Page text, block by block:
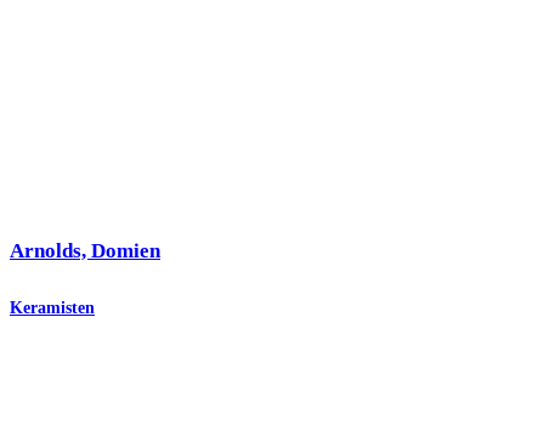
Arnolds, Domien
Keramisten